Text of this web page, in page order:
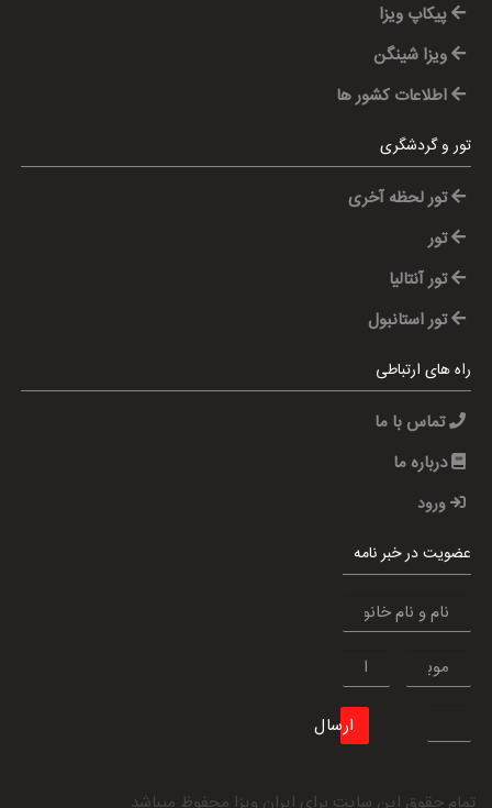
پیکاپ ویزا
ویزا شینگن
اطلاعات کشور ها
تور و گردشگری
تور لحظه آخری
تور
تور آنتالیا
تور استانبول
راه های ارتباطی
تماس با ما
درباره ما
ورود
عضویت در خبر نامه
ارسال